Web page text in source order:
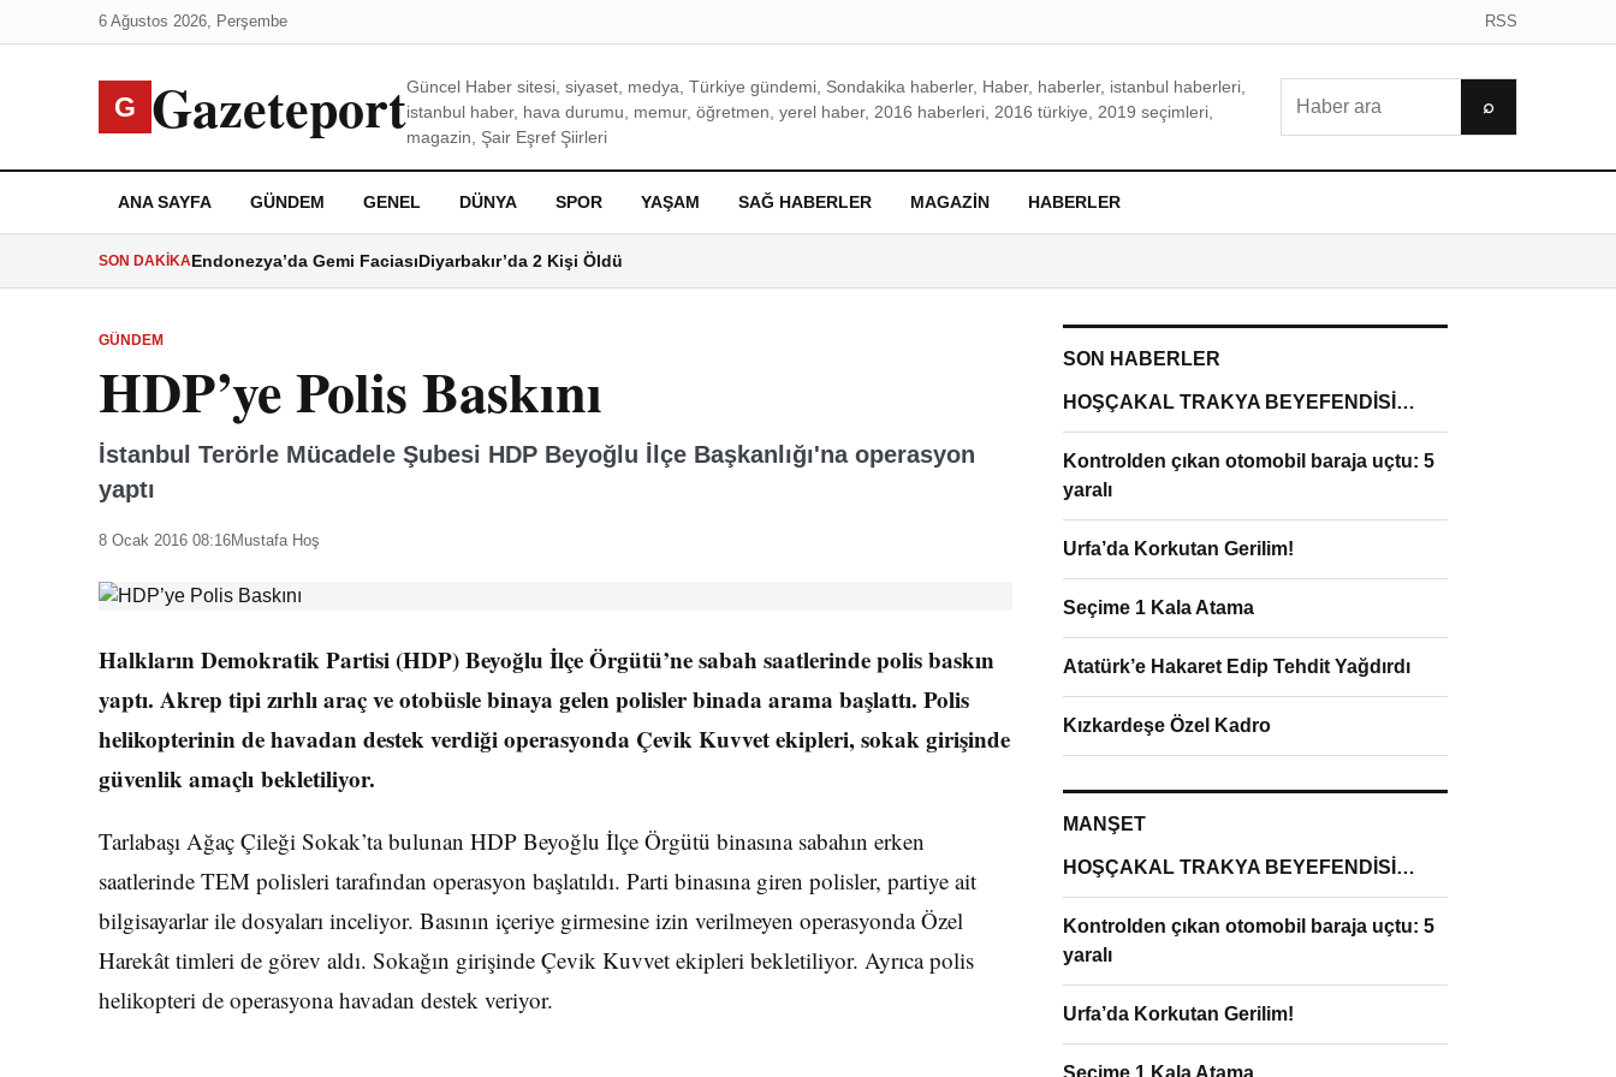
6 Ağustos 2026, Perşembe RSS
G GazeteportGüncel Haber sitesi, siyaset, medya, Türkiye gündemi, Sondakika haberler, Haber, haberler, istanbul haberleri,
istanbul haber, hava durumu, memur, öğretmen, yerel haber, 2016 haberleri, 2016 türkiye, 2019 seçimleri,
magazin, Şair Eşref Şiirleri
⌕
ANA SAYFA GÜNDEM GENEL DÜNYA SPOR YAŞAM SAĞ HABERLER MAGAZIN HABERLER
SON DAKIKAEndonezya’da Gemi FaciasıDiyarbakır’da 2 Kişi Öldü
GÜNDEM
HDP’ye Polis Baskını
İstanbul Terörle Mücadele Şubesi HDP Beyoğlu İlçe Başkanlığı'na operasyon
yaptı
8 Ocak 2016 08:16Mustafa Hoş
Halkların Demokratik Partisi (HDP) Beyoğlu İlçe Örgütü’ne sabah saatlerinde polis baskın
yaptı. Akrep tipi zırhlı araç ve otobüsle binaya gelen polisler binada arama başlattı. Polis
helikopterinin de havadan destek verdiği operasyonda Çevik Kuvvet ekipleri, sokak girişinde
güvenlik amaçlı bekletiliyor.
Tarlabaşı Ağaç Çileği Sokak’ta bulunan HDP Beyoğlu İlçe Örgütü binasına sabahın erken
saatlerinde TEM polisleri tarafından operasyon başlatıldı. Parti binasına giren polisler, partiye ait
bilgisayarlar ile dosyaları inceliyor. Basının içeriye girmesine izin verilmeyen operasyonda Özel
Harekât timleri de görev aldı. Sokağın girişinde Çevik Kuvvet ekipleri bekletiliyor. Ayrıca polis
helikopteri de operasyona havadan destek veriyor.
SON HABERLER
HOŞÇAKAL TRAKYA BEYEFENDİSİ…
Kontrolden çıkan otomobil baraja uçtu: 5
yaralı
Urfa’da Korkutan Gerilim!
Seçime 1 Kala Atama
Atatürk’e Hakaret Edip Tehdit Yağdırdı
Kızkardeşe Özel Kadro
MANŞET
HOŞÇAKAL TRAKYA BEYEFENDİSİ…
Kontrolden çıkan otomobil baraja uçtu: 5
yaralı
Urfa’da Korkutan Gerilim!
Seçime 1 Kala Atama